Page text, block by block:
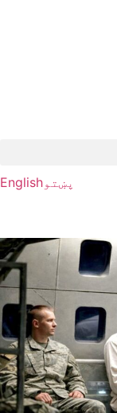
پښتوEnglish